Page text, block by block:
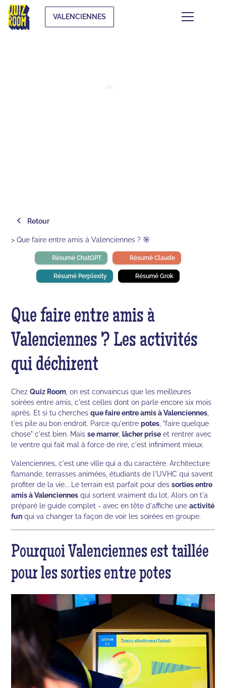
VALENCIENNES
Retour
> Que faire entre amis à Valenciennes ? 🎯
Résumé ChatGPT Résumé Claude
Résumé Perplexity Résumé Grok
Que faire entre amis à
Valenciennes ? Les activités
qui déchirent
ChezQuiz Room , on est convaincus que les meilleures
soirées entre amis, c'est celles dont on parle encore six mois
après. Et si tu cherchesque faire entre amis à Valenciennes
t'es pile au bon endroit. Parce qu'entrepotes , "faire quelque
chose" c'est bien. Maisse marrer,lâcher prise et rentrer avec
le ventre qui fait mal à force de rire, c'est infiniment mieux.
Valenciennes, c'est une ville qui a du caractère. Architecture
flamande, terrasses animées, étudiants de l'UVHC qui savent
profiter de la vie... Le terrain est parfait pour dessorties entre
amis à Valenciennes qui sortent vraiment du lot. Alors on t'a
préparé le guide complet - avec en tête d'affiche uneactivité
fun qui va changer ta façon de voir les soirées en groupe.
Pourquoi Valenciennes est taillée
pour les sorties entre potes